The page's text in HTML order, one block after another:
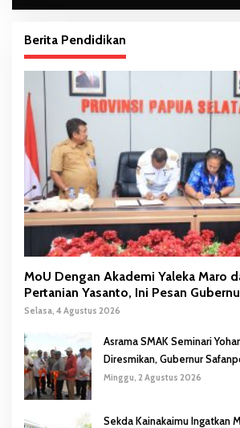
Berita Pendidikan
MoU Dengan Akademi Yaleka Maro
Pertanian Yasanto, Ini Pesan
Selasa, 4 Agustus 2026
Asrama SMAK Seminari
Diresmikan, Gubernur
Pendidikan Karakter
Minggu, 2 Agustus 2026
Sekda Kainakaimu Ingatkan